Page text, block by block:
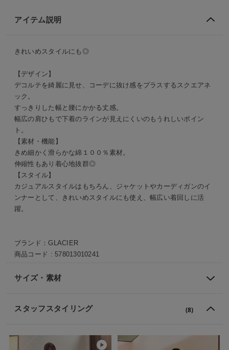
アイテム説明
きれいめスタイルにも◎
【デザイン】
デコルテを綺麗に見せ、コーデに抜け感をプラスするスクエアネ
ック。
すっきりした幅と腰にかかる丈感。
幅広の肩ひもで下着のラインが見えにくいのもうれしいポイン
ト。
【素材・機能】
きめ細かく滑らかな綿１００％素材。
伸縮性もあり着心地抜群◎
【スタイル】
カジュアルスタイルはもちろん、ジャケットやカーディガンのイ
ンナーとして、きれいめスタイルにも使え、幅広い着回しに活
躍。
ブランド：GLACIER
商品コード : 578013010241
サイズ・素材
スタッフスタイリング (8)